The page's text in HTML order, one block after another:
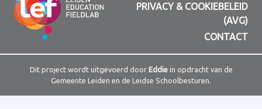
PRIVACY & COOKIEBELEID
(AVG)
CONTACT
Dit project wordt uitgevoerd door Eddiein opdracht van de
Gemeente Leiden en de Leidse Schoolbesturen.